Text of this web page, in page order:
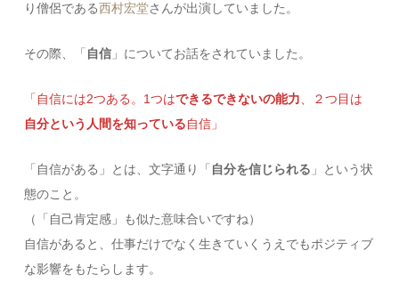
り僧侶である西村宏堂さんが出演していました。
その際、「 自信 」についてお話をされていました。
「自信には2つある。1つはできるできないの能力、２つ目は
自分という人間を知っている自信」
「自信がある」とは、文字通り「 自分を信じられる 」という状
態のこと。
（「自己肯定感」も似た意味合いですね）
自信があると、仕事だけでなく生きていくうえでもポジティブ
な影響をもたらします。